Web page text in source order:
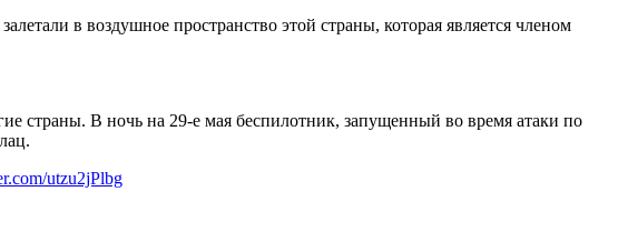
в воздушное пространство этой страны, которая является членом
страны. В ночь на 29-е мая беспилотник, запущенный во время атаки по
utzu2jPlbg